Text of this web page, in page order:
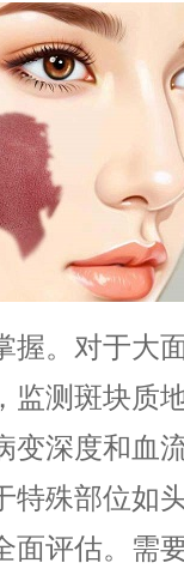
握。对于大
，监测斑块质
变深度和血
特殊部位如
面评估。需